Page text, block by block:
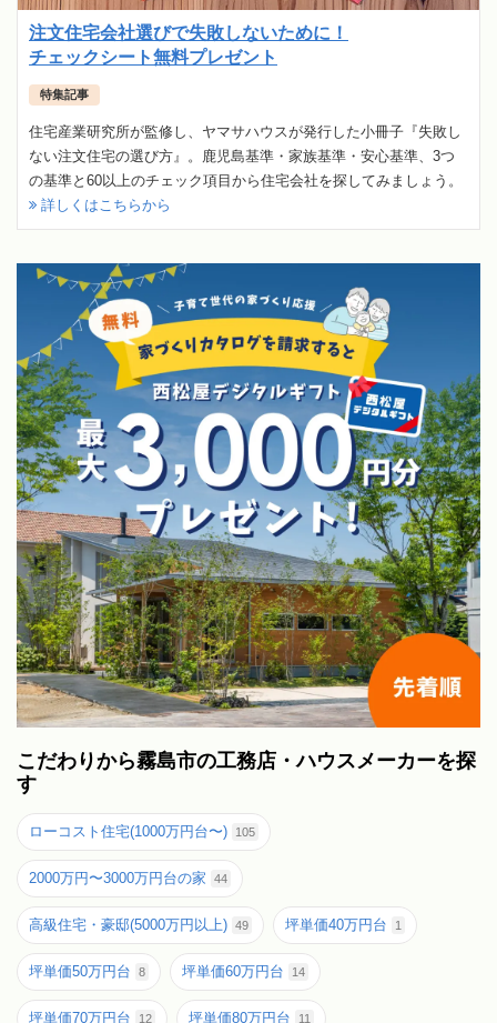
注文住宅会社選びで失敗しないために！
チェックシート無料プレゼント
特集記事
住宅産業研究所が監修し、ヤマサハウスが発行した小冊子『失敗し
ない注文住宅の選び方』。鹿児島基準・家族基準・安心基準、3つ
の基準と60以上のチェック項目から住宅会社を探してみましょう。
詳しくはこちらから
こだわりから霧島市の工務店・ハウスメーカーを探
す
ローコスト住宅(1000万円台〜) 105
2000万円〜3000万円台の家 44
高級住宅・豪邸(5000万円以上) 49 坪単価40万円台 1
坪単価50万円台 8 坪単価60万円台 14
坪単価70万円台 12 坪単価80万円台 11